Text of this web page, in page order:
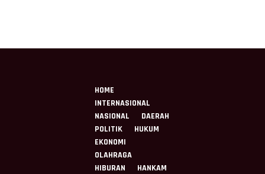
HOME
INTERNASIONAL
NASIONAL
DAERAH
POLITIK
HUKUM
EKONOMI
OLAHRAGA
HIBURAN
HANKAM